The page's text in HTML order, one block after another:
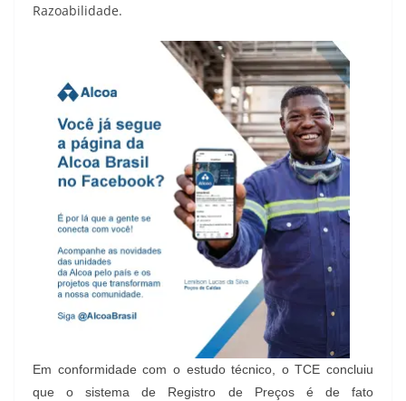
Razoabilidade.
Em conformidade com o estudo técnico, o TCE concluiu
que o sistema de Registro de Preços é de fato